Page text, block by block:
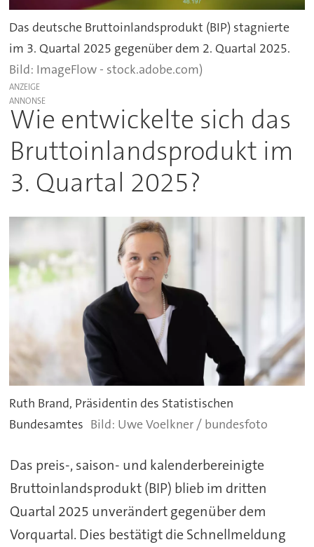
Das deutsche Bruttoinlandsprodukt (BIP) stagnierte
im 3. Quartal 2025 gegenüber dem 2. Quartal 2025.
ImageFlow - stock.adobe.com)
ANZEIGE
Wie entwickelte sich das
Bruttoinlandsprodukt im
3. Quartal 2025?
Ruth Brand, Präsidentin des Statistischen
Bundesamtes
Uwe Voelkner / bundesfoto
Das preis-, saison- und kalenderbereinigte
Bruttoinlandsprodukt (BIP) blieb im dritten
Quartal 2025 unverändert gegenüber dem
Vorquartal. Dies bestätigt die Schnellmeldung